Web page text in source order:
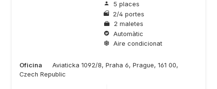
5 places
2/4 portes
2 maletes
Automàtic
Aire condicionat
Oficina
Aviaticka 1092/8, Praha 6, Prague, 161 00,
Czech Republic